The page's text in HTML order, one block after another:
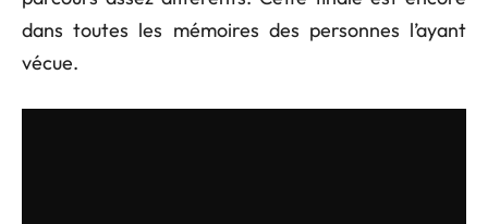
dans toutes les mémoires des personnes l’ayant
vécue.